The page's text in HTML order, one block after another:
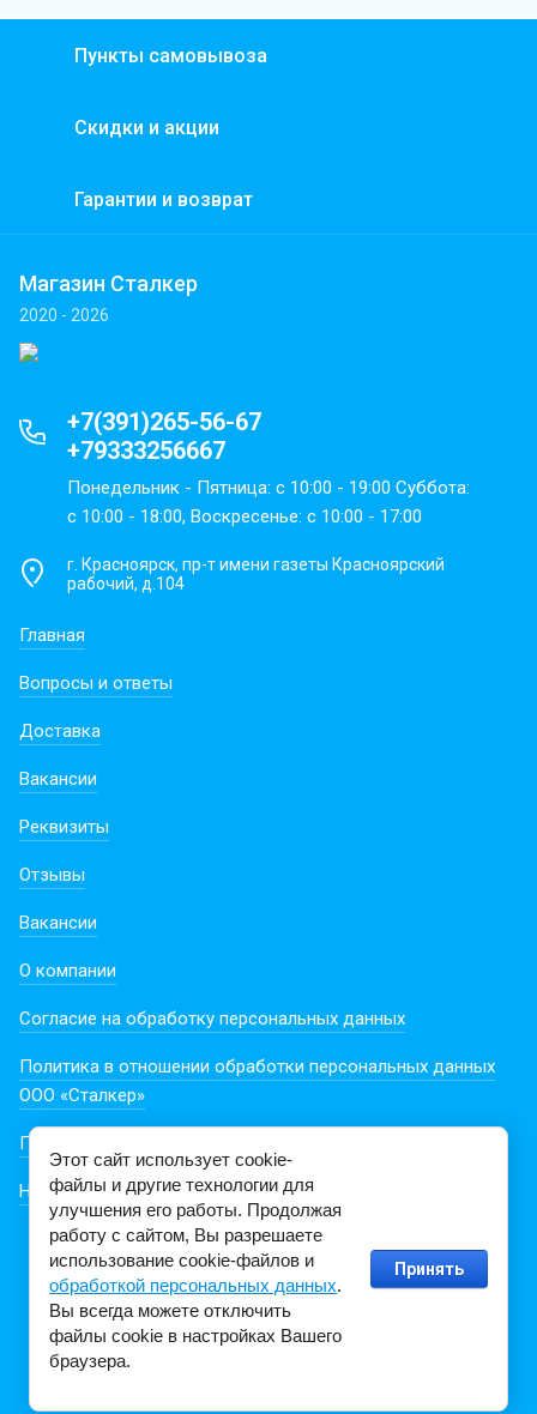
Пункты самовывоза
Скидки и акции
Гарантии и возврат
Магазин Сталкер
2020 - 2026
+7(391)265-56-67
+79333256667
Понедельник - Пятница: с 10:00 - 19:00 Суббота:
с 10:00 - 18:00, Воскресенье: с 10:00 - 17:00
г. Красноярск, пр-т имени газеты Красноярский
рабочий, д.104
Главная
Вопросы и ответы
Доставка
Вакансии
Реквизиты
Отзывы
Вакансии
О компании
Согласие на обработку персональных данных
Политика в отношении обработки персональных данных
ООО «Сталкер»
Пользовательское соглашение
Новости из мира литературы
Этот сайт использует cookie-
файлы и другие технологии для
улучшения его работы. Продолжая
работу с сайтом, Вы разрешаете
использование cookie-файлов и
обработкой персональных данных.
Вы всегда можете отключить
файлы cookie в настройках Вашего
браузера.
Принять